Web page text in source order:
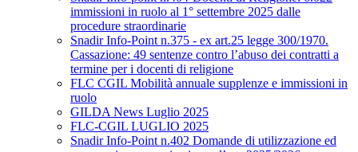
immissioni in ruolo al 1° settembre 2025 dalle
procedure straordinarie
Snadir Info-Point n.375 - ex art.25 legge 300/1970.
Cassazione: 49 sentenze contro l’abuso dei contratti a
termine per i docenti di religione
FLC CGIL Mobilità annuale supplenze e immissioni in
ruolo
GILDA News Luglio 2025
FLC-CGIL LUGLIO 2025
Snadir Info-Point n.402 Domande di utilizzazione ed